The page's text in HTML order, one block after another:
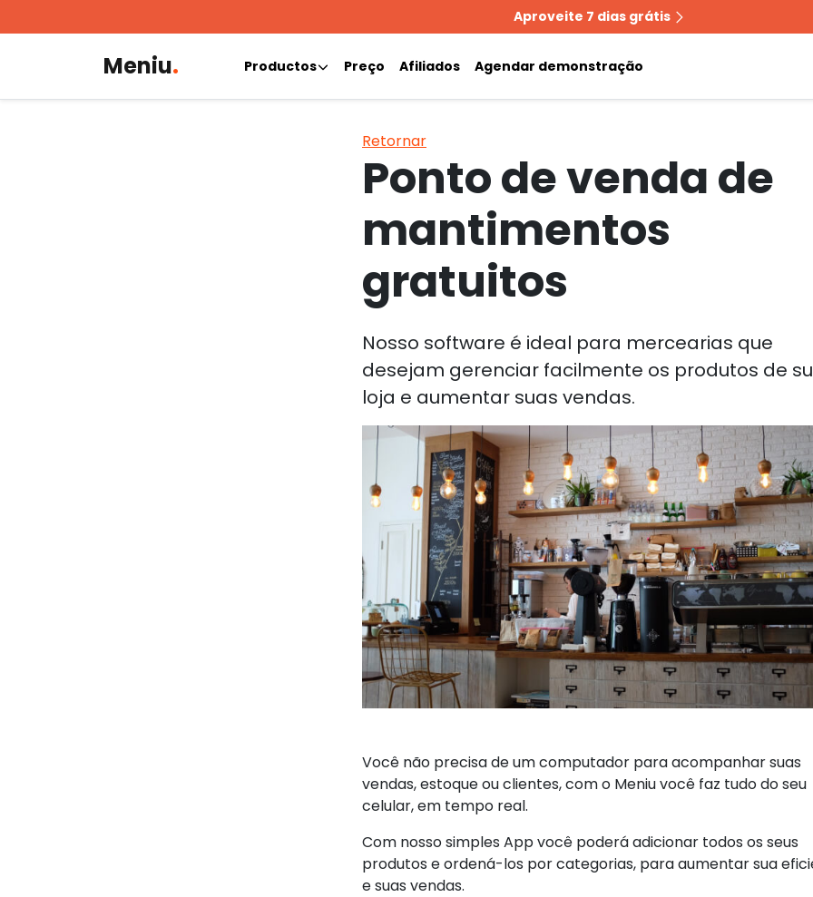
Aproveite 7 dias grátis
Meniu. Productos Preço Afiliados Agendar demonstração
Retornar
Ponto de venda de
mantimentos
gratuitos
Nosso software é ideal para mercearias que
desejam gerenciar facilmente os produtos de
loja e aumentar suas vendas.
Você não precisa de um computador para acompanhar suas
vendas, estoque ou clientes, com o Meniu você faz tudo do seu
celular, em tempo real.
Com nosso simples App você poderá adicionar todos os seus
produtos e ordená-los por categorias, para aumentar sua
e suas vendas.